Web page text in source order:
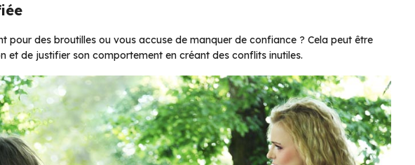
pour des broutilles ou vous accuse de manquer de confiance ? Cela peut être
et de justifier son comportement en créant des conflits inutiles.